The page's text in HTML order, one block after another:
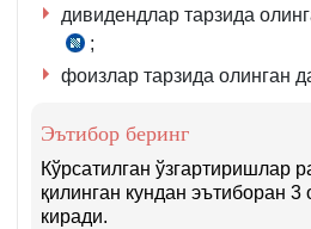
22-
297-
м.
3-
25-
463-
1-
дивидендлар тарзида
СК
343-
;
фоизлар тарзида олинган
Эътибор беринг
Кўрсатилган ўзгартиришлар
қилинган кундан эътиборан 3
киради.